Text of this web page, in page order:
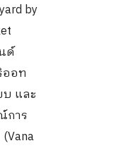
by
ด์
ออท
และ
การ